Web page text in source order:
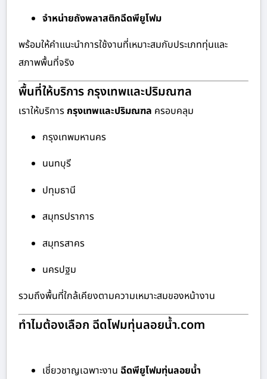
จำหน่ายถังพลาสติกฉีดพียูโฟม
พร้อมให้คำแนะนำการใช้งานที่เหมาะสมกับประเภททุ่นและ
สภาพพื้นที่จริง
พื้นที่ให้บริการ กรุงเทพและปริมณฑล
เราให้บริการ กรุงเทพและปริมณฑล ครอบคลุม
กรุงเทพมหานคร
นนทบุรี
ปทุมธานี
สมุทรปราการ
สมุทรสาคร
นครปฐม
รวมถึงพื้นที่ใกล้เคียงตามความเหมาะสมของหน้างาน
ทำไมต้องเลือก ฉีดโฟมทุ่นลอยน้ำ.com
เชี่ยวชาญเฉพาะงาน ฉีดพียูโฟมทุ่นลอยน้ำ